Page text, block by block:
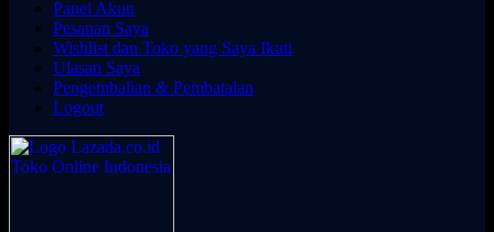
Panel Akun
Pesanan Saya
Wishlist dan Toko yang Saya Ikuti
Ulasan Saya
Pengembalian & Pembatalan
Logout